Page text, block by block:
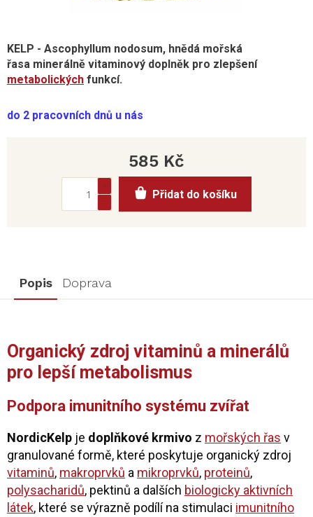
do 2 pracovních dnů u nás
KELP - Ascophyllum nodosum, hnědá mořská
řasa minerálně vitaminový doplněk pro zlepšení
metabolických funkcí.
585 Kč
cena:
Přidat do košíku
Popis Doprava
Organický zdroj vitaminů a minerálů
pro lepší metabolismus
Podpora imunitního systému zvířat
NordicKelp je doplňkové krmivo z mořských řas v
granulované formě, které poskytuje organický zdroj
vitaminů, makroprvků a mikroprvků, proteinů,
polysacharidů, pektinů a dalších biologicky aktivních
látek, které se výrazně podílí na stimulaci imunitního